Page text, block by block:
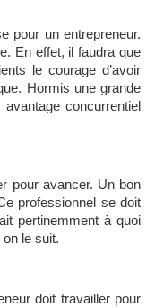
pour un entrepreneur.
En effet, il faudra que
le courage d’avoir
Hormis une grande
concurrentiel
pour avancer. Un bon
professionnel se doit
pertinemment à quoi
on le suit.
doit travailler pour